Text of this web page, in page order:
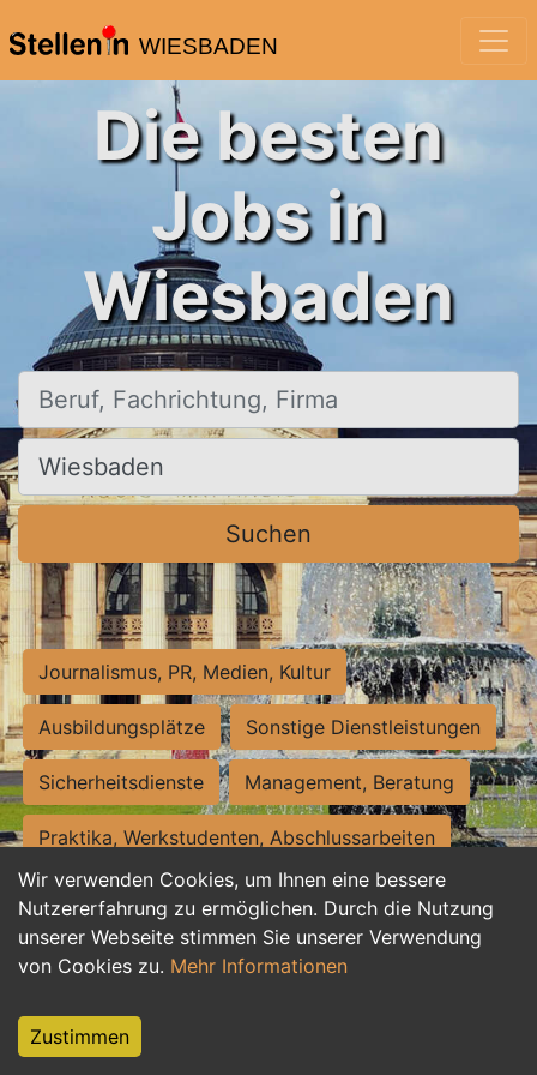
WIESBADEN
Wir verwenden Cookies, um Ihnen eine bessere
Nutzererfahrung zu ermöglichen. Durch die Nutzung
unserer Webseite stimmen Sie unserer Verwendung
von Cookies zu. Mehr Informationen
Zustimmen
Die besten
Jobs in
Wiesbaden
Beruf, Fachrichtung, Firma
Ort, Stadt
Suchen
Journalismus, PR, Medien, Kultur
Ausbildungsplätze Sonstige Dienstleistungen
Sicherheitsdienste Management, Beratung
Praktika, Werkstudenten, Abschlussarbeiten
Personalwesen Assistenz, Sekretariat
Hilfskräfte, Aushilfs- und Nebenjobs
Weiterbildung, Studium, duale Ausbildung